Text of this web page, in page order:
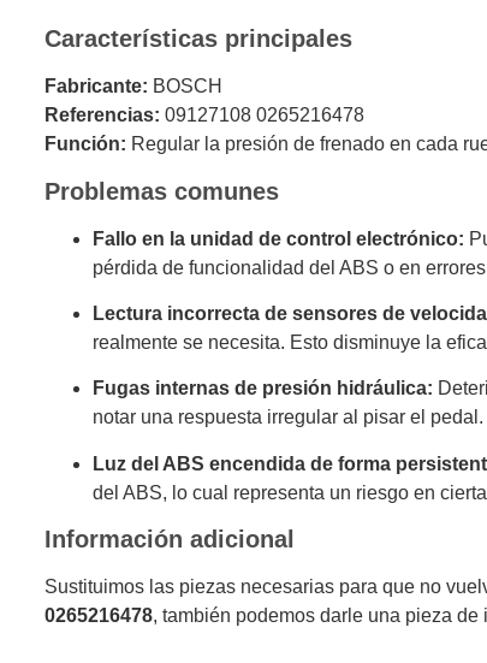
Características principales
Fabricante: BOSCH
Referencias: 09127108 0265216478
Función: Regular la presión de frenado en cada
Problemas comunes
Fallo en la unidad de control electrónico:
pérdida de funcionalidad del ABS o en
Lectura incorrecta de sensores de
realmente se necesita. Esto disminuye la
Fugas internas de presión hidráulica:
notar una respuesta irregular al pisar el pedal.
Luz del ABS encendida de forma
del ABS, lo cual representa un riesgo en
Información adicional
Sustituimos las piezas necesarias para que no
0265216478, también podemos darle una pieza de